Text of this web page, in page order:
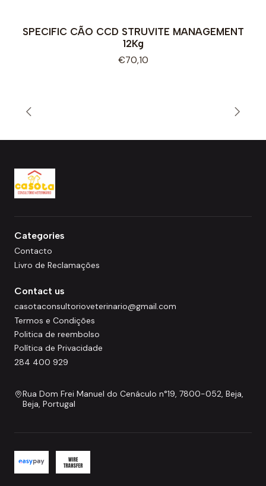
SPECIFIC CÃO CCD STRUVITE MANAGEMENT
12Kg
€70,10
Categories
Contacto
Livro de Reclamações
Contact us
casotaconsultorioveterinario@gmail.com
Termos e Condições
Politica de reembolso
Política de Privacidade
284 400 929
Rua Dom Frei Manuel do Cenáculo n°19, 7800-052, Beja,
Beja, Portugal